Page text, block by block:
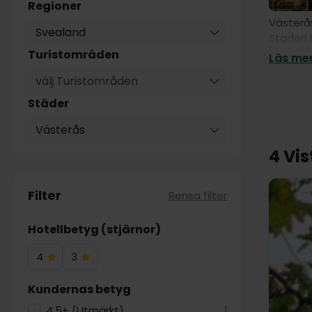
Regioner
Svealand
Turistområden
välj Turistområden
Städer
Västerås
Filter Rensa filter
Hotellbetyg (stjärnor)
4
4
3
3
Kundernas betyg
har
är
Läs
4